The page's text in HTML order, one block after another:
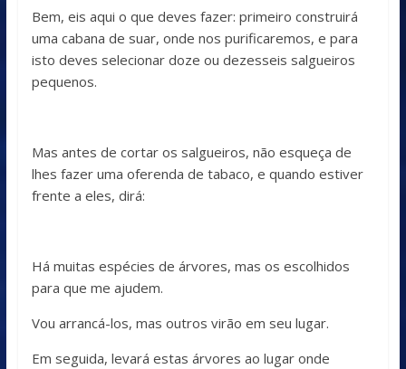
Bem, eis aqui o que deves fazer: primeiro construirá
uma cabana de suar, onde nos purificaremos, e para
isto deves selecionar doze ou dezesseis salgueiros
pequenos.
Mas antes de cortar os salgueiros, não esqueça de
lhes fazer uma oferenda de tabaco, e quando estiver
frente a eles, dirá:
Há muitas espécies de árvores, mas os escolhidos
para que me ajudem.
Vou arrancá-los, mas outros virão em seu lugar.
Em seguida, levará estas árvores ao lugar onde